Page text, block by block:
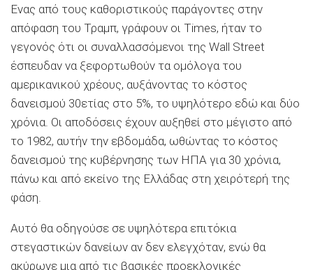
Ενας από τους καθοριστικούς παράγοντες στην
απόφαση του Τραμπ, γράφουν οι Times, ήταν το
γεγονός ότι οι συναλλασσόμενοι της Wall Street
έσπευδαν να ξεφορτωθούν τα ομόλογα του
αμερικανικού χρέους, αυξάνοντας το κόστος
δανεισμού 30ετίας στο 5%, το υψηλότερο εδώ και δύο
χρόνια. Οι αποδόσεις έχουν αυξηθεί στο μέγιστο από
το 1982, αυτήν την εβδομάδα, ωθώντας το κόστος
δανεισμού της κυβέρνησης των ΗΠΑ για 30 χρόνια,
πάνω και από εκείνο της Ελλάδας στη χειρότερή της
φάση.
Αυτό θα οδηγούσε σε υψηλότερα επιτόκια
στεγαστικών δανείων αν δεν ελεγχόταν, ενώ θα
ακύρωνε μια από τις βασικές προεκλογικές